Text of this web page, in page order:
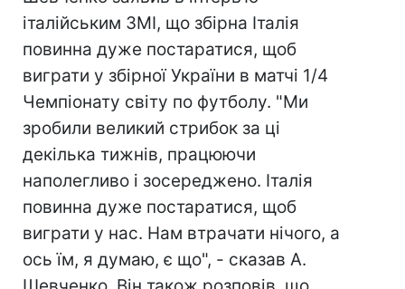
італійським ЗМІ, що збірна Італія
повинна дуже постаратися, щоб
виграти у збірної України в матчі 1/4
Чемпіонату світу по футболу. "Ми
зробили великий стрибок за ці
декілька тижнів, працюючи
наполегливо і зосереджено. Італія
повинна дуже постаратися, щоб
виграти у нас. Нам втрачати нічого, а
ось їм, я думаю, є що", - сказав А.